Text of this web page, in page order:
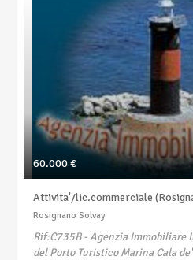
60.000 €
Attivita'/lic.commerciale
Rosignano Solvay
Rif:C735B- Agenzia Immobiliare
del Porto Turistico Marina Cala